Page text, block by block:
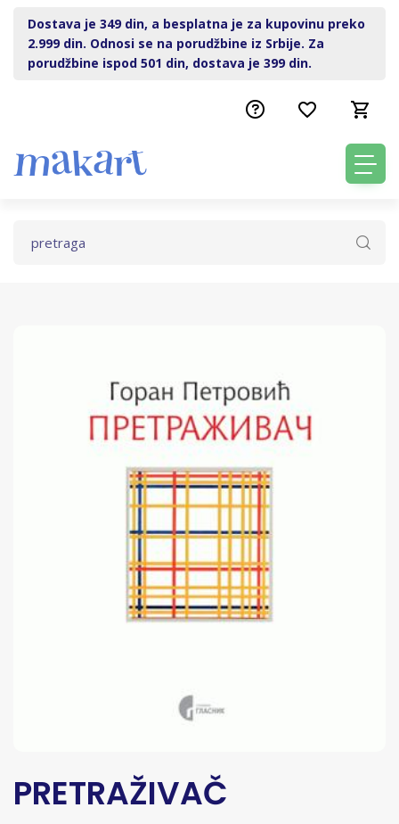
Dostava je 349 din, a besplatna je za kupovinu preko
2.999 din. Odnosi se na porudžbine iz Srbije. Za
porudžbine ispod 501 din, dostava je 399 din.
PRETRAŽIVAČ